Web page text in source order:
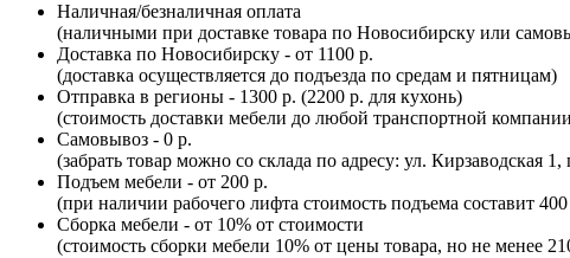
Наличная/безналичная оплата
(наличными при доставке товара по Новосибирску или
Доставка по Новосибирску - от 1100 р.
(доставка осуществляется до подъезда по средам и пятницам)
Отправка в регионы - 1300 р. (2200 р. для кухонь)
(стоимость доставки мебели до любой транспортной
Самовывоз - 0 р.
(забрать товар можно со склада по адресу: ул. Кирзаводская
Подъем мебели - от 200 р.
(при наличии рабочего лифта стоимость подъема составит
Сборка мебели - от 10% от стоимости
(стоимость сборки мебели 10% от цены товара, но не менее